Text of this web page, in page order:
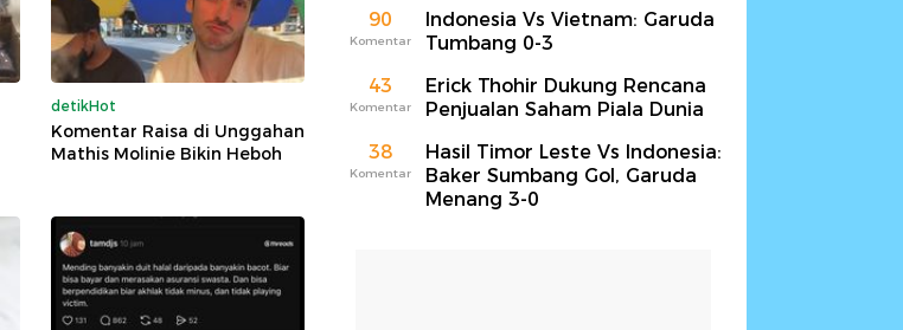
detikHot
Komentar Raisa di Unggahan
Mathis Molinie Bikin Heboh
90
Komentar
Indonesia Vs Vietnam: Garuda
Tumbang 0-3
43
Komentar
Erick Thohir Dukung Rencana
Penjualan Saham Piala Dunia
38
Komentar
Hasil Timor Leste Vs Indonesia:
Baker Sumbang Gol, Garuda
Menang 3-0